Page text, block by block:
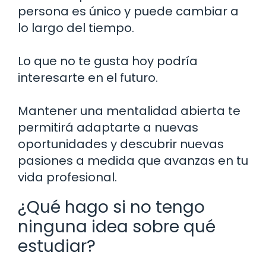
persona es único y puede cambiar a
lo largo del tiempo.
Lo que no te gusta hoy podría
interesarte en el futuro.
Mantener una mentalidad abierta te
permitirá adaptarte a nuevas
oportunidades y descubrir nuevas
pasiones a medida que avanzas en tu
vida profesional.
¿Qué hago si no tengo
ninguna idea sobre qué
estudiar?